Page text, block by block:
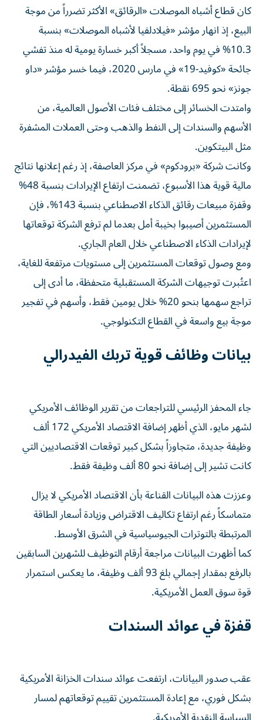
كان قطاع أشباه الموصلات «الرقائق» الأكثر تضرراً من موجة
البيع، إذ انهار مؤشر «فيلادلفيا لأشباه الموصلات» بنسبة
10.3% في يوم واحد، مسجلاً أكبر خسارة يومية له منذ تفشي
جائحة «كوفيد-19» في مارس 2020، فيما خسر مؤشر «داو
جونز» نحو 695 نقطة.
وامتدت الخسائر إلى مختلف فئات الأصول العالمية، من
الأسهم والسندات إلى النفط والذهب وحتى العملات المشفرة
مثل البيتكوين.
وكانت شركة «برودكوم» في مركز العاصفة، إذ رغم إعلانها نتائج
مالية قوية هذا الأسبوع، تضمنت ارتفاع الإيرادات بنسبة 48%
وقفزة مبيعات رقائق الذكاء الاصطناعي بنسبة 143%، فإن
المستثمرين أصيبوا بخيبة أمل بعدما لم ترفع الشركة توقعاتها
لإيرادات الذكاء الاصطناعي خلال العام الجاري.
ومع وصول توقعات المستثمرين إلى مستويات مرتفعة للغاية،
اعتُبرت توجيهات الشركة المستقبلية متحفظة، ما أدى إلى
تراجع سهمها بنحو 20% خلال يومين فقط، وأسهم في تفجير
موجة بيع واسعة في القطاع التكنولوجي.
بيانات وظائف قوية تربك الفيدرالي
جاء المحفز الرئيسي للتراجعات من تقرير الوظائف الأمريكي
لشهر مايو، الذي أظهر إضافة الاقتصاد الأمريكي 172 ألف
وظيفة جديدة، متجاوزاً بشكل كبير توقعات الاقتصاديين التي
كانت تشير إلى إضافة نحو 80 ألف وظيفة فقط.
وعززت هذه البيانات القناعة بأن الاقتصاد الأمريكي لا يزال
متماسكاً رغم ارتفاع تكاليف الاقتراض وزيادة أسعار الطاقة
المرتبطة بالتوترات الجيوسياسية في الشرق الأوسط.
كما أظهرت البيانات مراجعة أرقام التوظيف للشهرين السابقين
بالرفع بمقدار إجمالي بلغ 93 ألف وظيفة، ما يعكس استمرار
قوة سوق العمل الأمريكية.
قفزة في عوائد السندات
عقب صدور البيانات، ارتفعت عوائد سندات الخزانة الأمريكية
بشكل فوري، مع إعادة المستثمرين تقييم توقعاتهم لمسار